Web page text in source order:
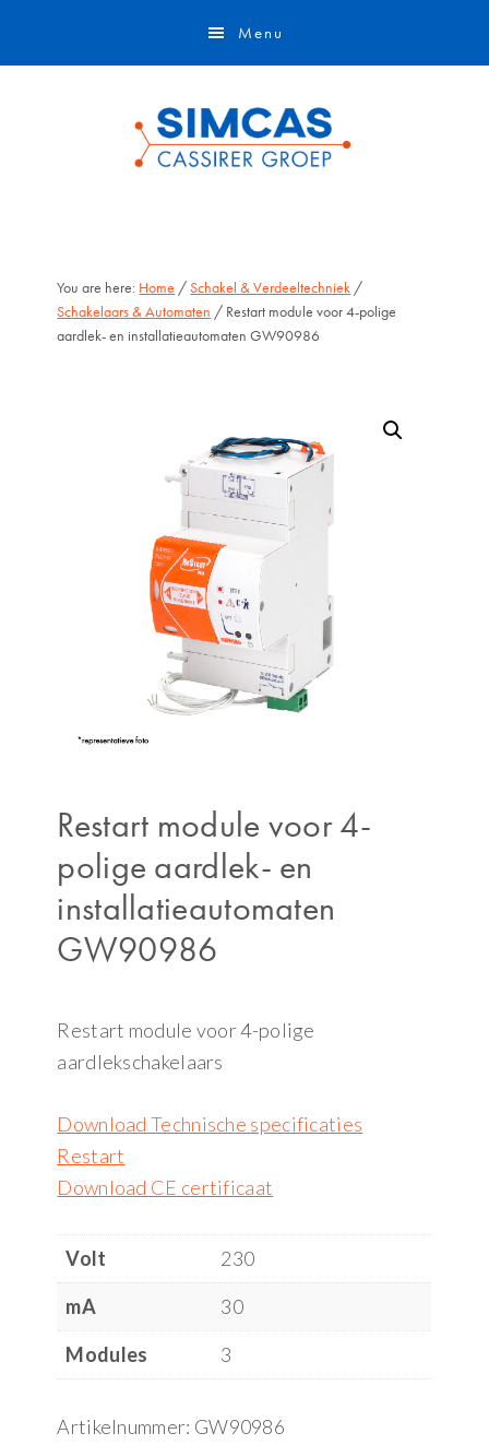
Menu
You are here: Home /Schakel & Verdeeltechniek /
Schakelaars & Automaten / Restart module voor 4-polige
aardlek- en installatieautomaten GW90986
Restart module voor 4-
polige aardlek- en
installatieautomaten
GW90986
Restart module voor 4-polige
aardlekschakelaars
Download Technische specificaties
Restart
Download CE certificaat
Volt
230
mA
30
Modules
3
Artikelnummer: GW90986